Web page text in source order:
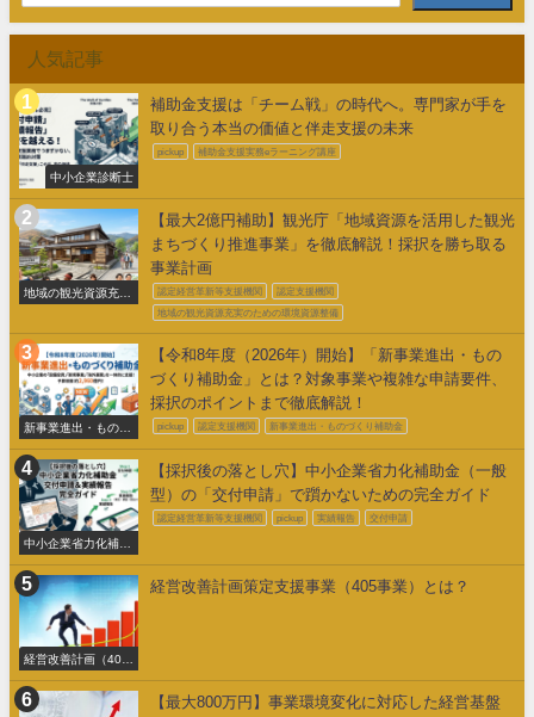
人気記事
中小企業診断士
補助金支援は「チーム戦」の時代へ。専門家が手を
取り合う本当の価値と伴走支援の未来
pickup 補助金支援実務eラーニング講座
地域の観光資源充実
【最大2億円補助】観光庁「地域資源を活用した観光
まちづくり推進事業」を徹底解説！採択を勝ち取る
事業計画
認定経営革新等支援機関 認定支援機関
地域の観光資源充実のための環境資源整備
新事業進出・ものづ
くり補助金
【令和8年度（2026年）開始】「新事業進出・もの
づくり補助金」とは？対象事業や複雑な申請要件、
採択のポイントまで徹底解説！
pickup 認定支援機関 新事業進出・ものづくり補助金
中小企業省力化補助
金交付申請
【採択後の落とし穴】中小企業省力化補助金（一般
型）の「交付申請」で躓かないための完全ガイド
認定経営革新等支援機関 pickup 実績報告 交付申請
経営改善計画（405
事業）
経営改善計画策定支援事業（405事業）とは？
【最大800万円】事業環境変化に対応した経営基盤